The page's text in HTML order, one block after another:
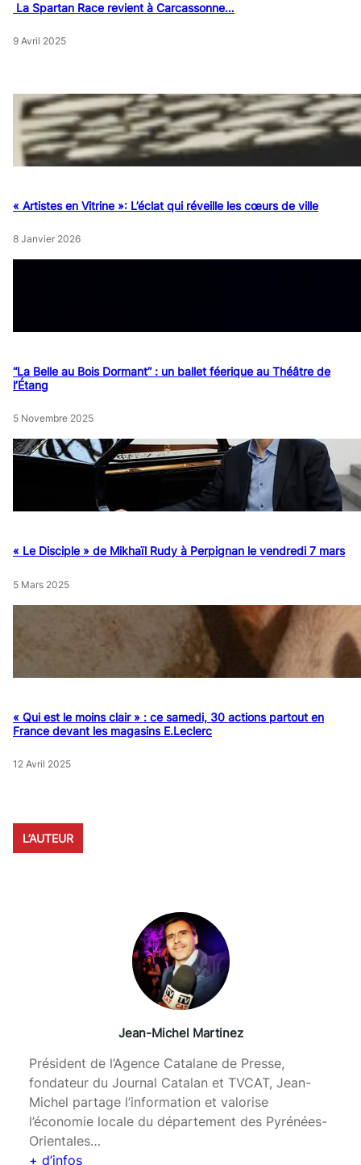
La Spartan Race revient à Carcassonne…
9 Avril 2025
« Artistes en Vitrine »: L’éclat qui réveille les cœurs de ville
8 Janvier 2026
“La Belle au Bois Dormant” : un ballet féerique au Théâtre de
l’Étang
5 Novembre 2025
« Le Disciple » de Mikhaïl Rudy à Perpignan le vendredi 7 mars
5 Mars 2025
« Qui est le moins clair » : ce samedi, 30 actions partout en
France devant les magasins E.Leclerc
12 Avril 2025
L’AUTEUR
Jean-Michel Martinez
Président de l’Agence Catalane de Presse,
fondateur du Journal Catalan et TVCAT, Jean-
Michel partage l’information et valorise
l’économie locale du département des Pyrénées-
Orientales…
+ d’infos